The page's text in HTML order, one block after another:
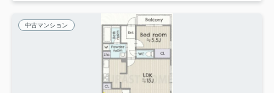
中古マンション